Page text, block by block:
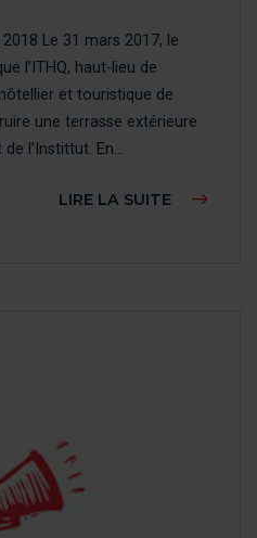
Le 31 mars 2017, le
l’ITHQ, haut-lieu de
et touristique de
une terrasse extérieure
l’Instittut. En...
LIRE LA SUITE À